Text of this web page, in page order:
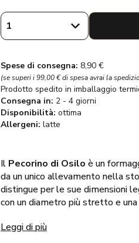
Spese di consegna: 8,90 €
(se superi i 99,00 € di spesa avrai la
Prodotto spedito in imballaggio
Consegna in: 2 - 4 giorni
Disponibilità: ottima
Allergeni: latte
Il Pecorino di Osilo è un
da un unico allevamento nella
distingue per le sue dimensioni
con un diametro più stretto e
Leggi di più